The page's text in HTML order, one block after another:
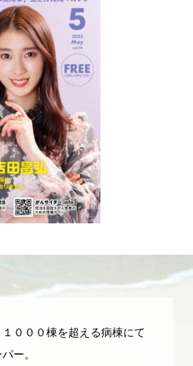
０００棟を超える病棟にて
ー。